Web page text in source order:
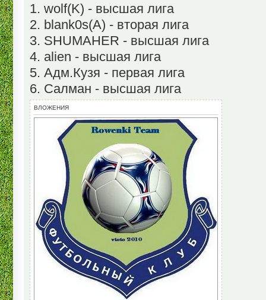
1. wolf(K) - высшая лига
2. blank0s(A) - вторая лига
3. SHUMAHER - высшая лига
4. alien - высшая лига
5. Адм.Кузя - первая лига
6. Салман - высшая лига
ВЛОЖЕНИЯ